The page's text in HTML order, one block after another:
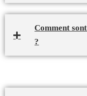
Comment
?